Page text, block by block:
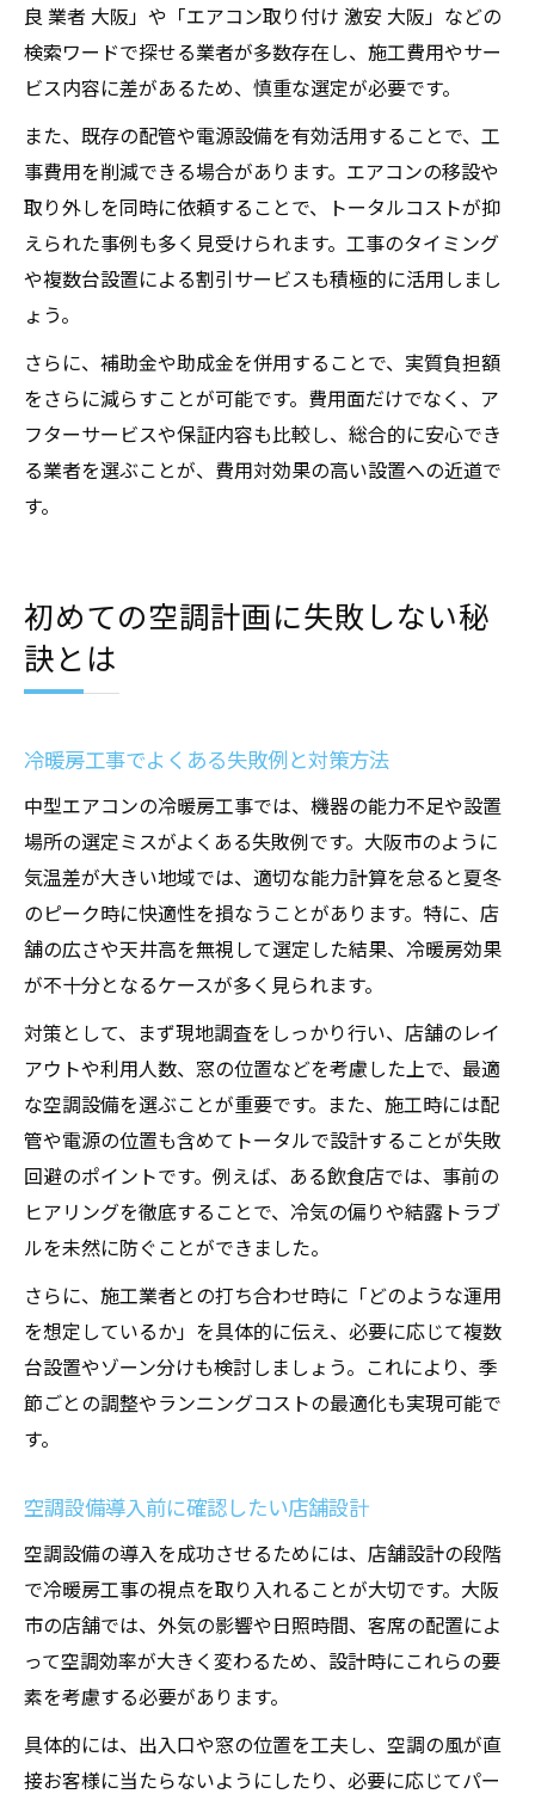
良 業者 大阪」や「エアコン取り付け 激安 大阪」などの
検索ワードで探せる業者が多数存在し、施工費用やサー
ビス内容に差があるため、慎重な選定が必要です。
また、既存の配管や電源設備を有効活用することで、工
事費用を削減できる場合があります。エアコンの移設や
取り外しを同時に依頼することで、トータルコストが抑
えられた事例も多く見受けられます。工事のタイミング
や複数台設置による割引サービスも積極的に活用しまし
ょう。
さらに、補助金や助成金を併用することで、実質負担額
をさらに減らすことが可能です。費用面だけでなく、ア
フターサービスや保証内容も比較し、総合的に安心でき
る業者を選ぶことが、費用対効果の高い設置への近道で
す。
初めての空調計画に失敗しない秘
訣とは
冷暖房工事でよくある失敗例と対策方法
中型エアコンの冷暖房工事では、機器の能力不足や設置
場所の選定ミスがよくある失敗例です。大阪市のように
気温差が大きい地域では、適切な能力計算を怠ると夏冬
のピーク時に快適性を損なうことがあります。特に、店
舗の広さや天井高を無視して選定した結果、冷暖房効果
が不十分となるケースが多く見られます。
対策として、まず現地調査をしっかり行い、店舗のレイ
アウトや利用人数、窓の位置などを考慮した上で、最適
な空調設備を選ぶことが重要です。また、施工時には配
管や電源の位置も含めてトータルで設計することが失敗
回避のポイントです。例えば、ある飲食店では、事前の
ヒアリングを徹底することで、冷気の偏りや結露トラブ
ルを未然に防ぐことができました。
さらに、施工業者との打ち合わせ時に「どのような運用
を想定しているか」を具体的に伝え、必要に応じて複数
台設置やゾーン分けも検討しましょう。これにより、季
節ごとの調整やランニングコストの最適化も実現可能で
す。
空調設備導入前に確認したい店舗設計
空調設備の導入を成功させるためには、店舗設計の段階
で冷暖房工事の視点を取り入れることが大切です。大阪
市の店舗では、外気の影響や日照時間、客席の配置によ
って空調効率が大きく変わるため、設計時にこれらの要
素を考慮する必要があります。
具体的には、出入口や窓の位置を工夫し、空調の風が直
接お客様に当たらないようにしたり、必要に応じてパー